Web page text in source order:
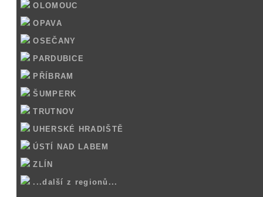
OLOMOUC
OPAVA
OSEČANY
PARDUBICE
PŘÍBRAM
ŠUMPERK
TRUTNOV
UHERSKÉ HRADIŠTĚ
ÚSTÍ NAD LABEM
ZLÍN
...další z regionů...